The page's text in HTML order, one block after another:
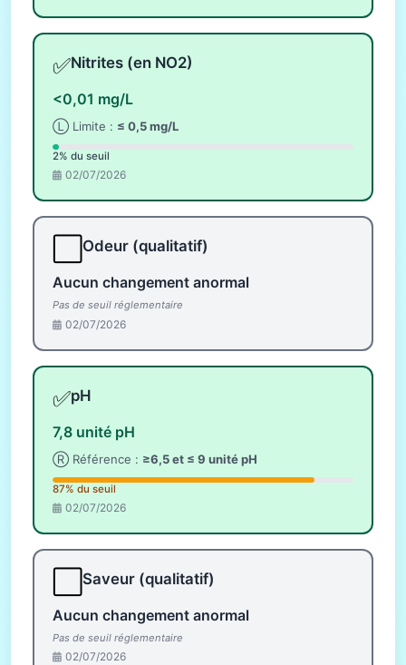
✅Nitrites (en NO2)
<0,01 mg/L
Ⓛ Limite : ≤ 0,5 mg/L
2% du seuil
02/07/2026
Odeur (qualitatif)
Aucun changement anormal
Pas de seuil réglementaire
02/07/2026
✅pH
7,8 unité pH
Ⓡ Référence : ≥6,5 et ≤ 9 unité pH
87% du seuil
02/07/2026
Saveur (qualitatif)
Aucun changement anormal
Pas de seuil réglementaire
02/07/2026